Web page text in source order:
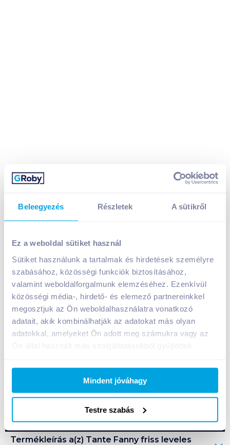
Beleegyezés Részletek A sütikről
Ez a weboldal sütiket használ
Sütiket használunk a tartalmak és hirdetések személyre
szabásához, közösségi funkciók biztosításához,
valamint weboldalforgalmunk elemzéséhez. Ezenkívül
közösségi média-, hirdető- és elemező partnereinkkel
megosztjuk az Ön weboldalhasználatra vonatkozó
adatait, akik kombinálhatják az adatokat más olyan
adatokkal, amelyeket Ön adott meg számukra vagy az
Ön által használt más szolgáltatásokból gyűjtöttek.
Mindent jóváhagy
Testre szabás
laktózmentes
1 399Ft / db
Egységár: 2 591 Ft /kg
Nettó eladási ár: 1 186Ft /db(18% áfa)
Kosárba
Bevásárlólistához adom Értesíts, ha olcsóbb!
Termékleírás a(z) Tante Fanny friss leveles